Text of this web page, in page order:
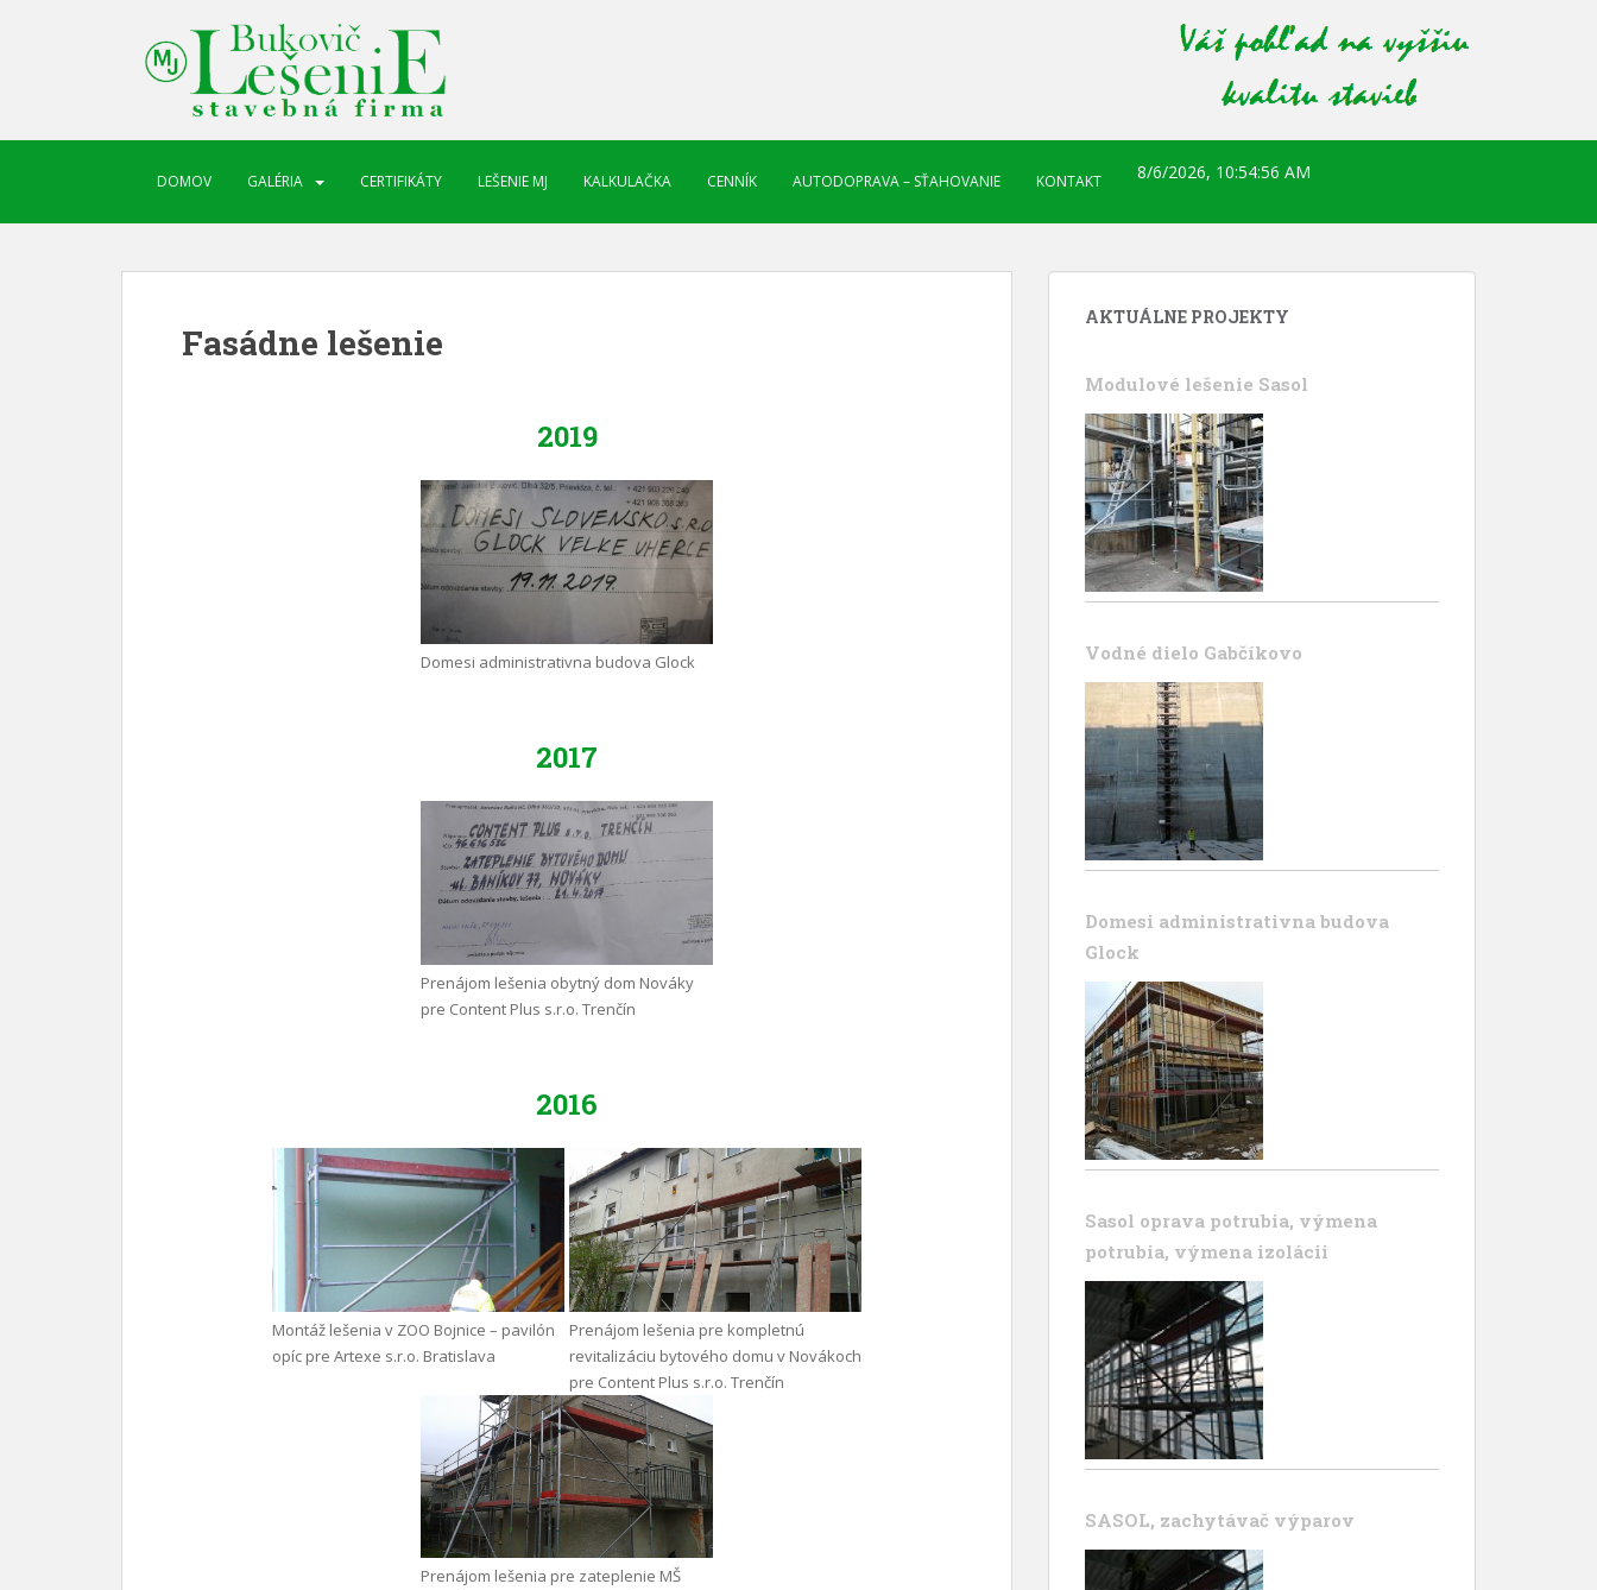
DOMOV GALÉRIA CERTIFIKÁTY LEŠENIE MJ KALKULAČKA CENNÍK AUTODOPRAVA – SŤAHOVANIE KONTAKT 8/6/2026, 10:54:57 AM
Fasádne lešenie
2019
Domesi administrativna budova Glock
2017
Prenájom lešenia obytný dom Nováky
pre Content Plus s.r.o. Trenčín
2016
Montáž lešenia v ZOO Bojnice – pavilón
opíc pre Artexe s.r.o. Bratislava
Prenájom lešenia pre kompletnú
revitalizáciu bytového domu v Novákoch
pre Content Plus s.r.o. Trenčín
Prenájom lešenia pre zateplenie MŠ
AKTUÁLNE PROJEKTY
Modulové lešenie Sasol
Vodné dielo Gabčíkovo
Domesi administrativna budova
Glock
Sasol oprava potrubia, výmena
potrubia, výmena izolácii
SASOL, zachytávač výparov